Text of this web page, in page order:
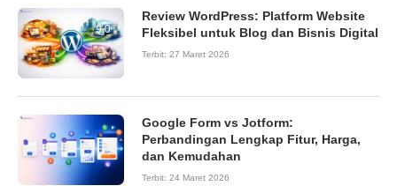
9.0
Review WordPress: Platform Website
Fleksibel untuk Blog dan Bisnis Digital
Terbit: 27 Maret 2026
Google Form vs Jotform:
Perbandingan Lengkap Fitur, Harga,
dan Kemudahan
Terbit: 24 Maret 2026